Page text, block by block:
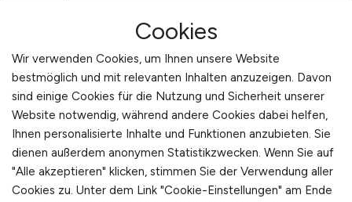
Baubranche und bietet Ingenieuren eine
effiziente Möglichkeit, ihre nächste
Herausforderung zu finden. Durch die
Spezialisierung auf Baujobs unterscheidet sich
das Portal deutlich von allgemeinen Jobbörsen
und ermöglicht eine präzise und zielgerichtete
Suche.
Cookies
Wir verwenden Cookies, um Ihnen unsere Website
bestmöglich und mit relevanten Inhalten anzuzeigen. Davon
sind einige Cookies für die Nutzung und Sicherheit unserer
Website notwendig, während andere Cookies dabei helfen,
Ihnen personalisierte Inhalte und Funktionen anzubieten. Sie
dienen außerdem anonymen Statistikzwecken. Wenn Sie auf
"Alle akzeptieren" klicken, stimmen Sie der Verwendung aller
Cookies zu. Unter dem Link "Cookie-Einstellungen" am Ende